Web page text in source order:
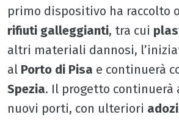
primo dispositivo ha raccolto
rifiuti galleggianti, tra cui
altri materiali dannosi,
al Porto di Pisa e continuerà
Spezia. Il progetto continuerà
nuovi porti, con ulteriori